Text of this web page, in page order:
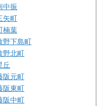
中振
矢町
楠葉
野下島町
野北町
丘
阪元町
阪東町
阪中町